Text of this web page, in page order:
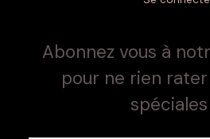
Abonnez vous à
pour ne rien